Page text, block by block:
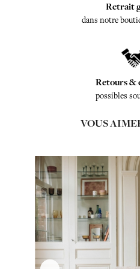
Retrait
dans notre
Retours &
possibles
VOUS